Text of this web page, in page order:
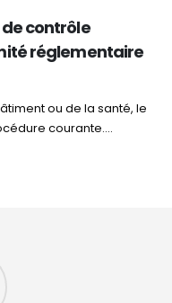
contrôle
réglementaire
ou de la santé, le
courante....